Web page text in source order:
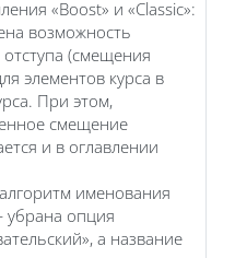
«Boost» и «Classic»:
возможность
отступа (смещения
элементов курса в
При этом,
смещение
и в оглавлении
именования
убрана опция
а название